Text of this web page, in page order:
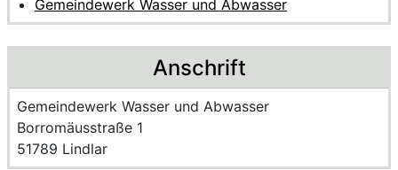
Gemeindewerk Wasser und Abwasser
Anschrift
Name der Einrichtung:
Gemeindewerk Wasser und Abwasser
Strasse und Hausnummer
Borromäusstraße 1
PLZ und Ort
51789 Lindlar